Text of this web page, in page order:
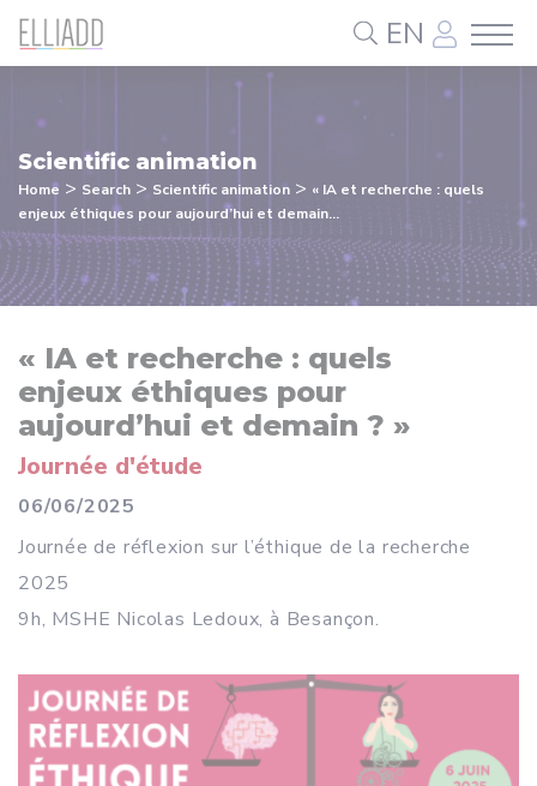
EN
Scientific animation
Home > Search > Scientific animation > « IA et recherche : quels
enjeux éthiques pour aujourd’hui et demain...
« IA et recherche : quels
enjeux éthiques pour
aujourd’hui et demain ? »
Journée d'étude
06/06/2025
Journée de réflexion sur l’éthique de la recherche
2025
9h, MSHE Nicolas Ledoux, à Besançon.
Cookies management panel